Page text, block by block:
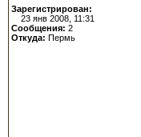
Зарегистрирован:
23 янв 2008, 11:31
Сообщения: 2
Откуда: Пермь